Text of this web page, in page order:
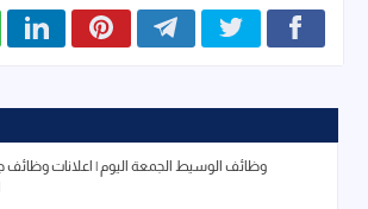
وظائف الوسيط الجمعة اليوم | اعلانات وظائف